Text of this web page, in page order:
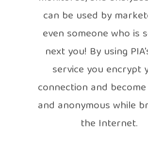
can be used by
even someone who is
next you! By using
service you encrypt
connection and
and anonymous while
the Internet.